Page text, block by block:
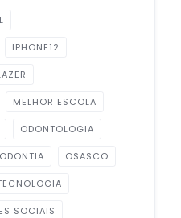
IPHONE12
MELHOR ESCOLA
ODONTOLOGIA
OSASCO
SOCIAIS